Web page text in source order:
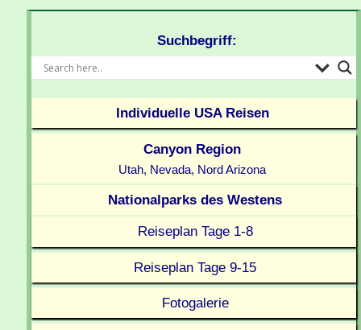
Suchbegriff:
Individuelle USA Reisen
Canyon Region
Utah, Nevada, Nord Arizona
Nationalparks des Westens
Reiseplan Tage 1-8
Reiseplan Tage 9-15
Fotogalerie